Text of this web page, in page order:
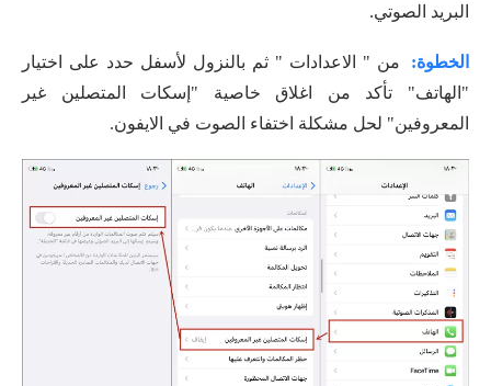
البريد الصوتي.
الخطوة:
من " الاعدادات " ثم بالنزول لأسفل حدد على اختيار
"الهاتف" تأكد من اغلاق خاصية "إسكات المتصلين غير
المعروفين" لحل مشكلة اختفاء الصوت في الايفون.